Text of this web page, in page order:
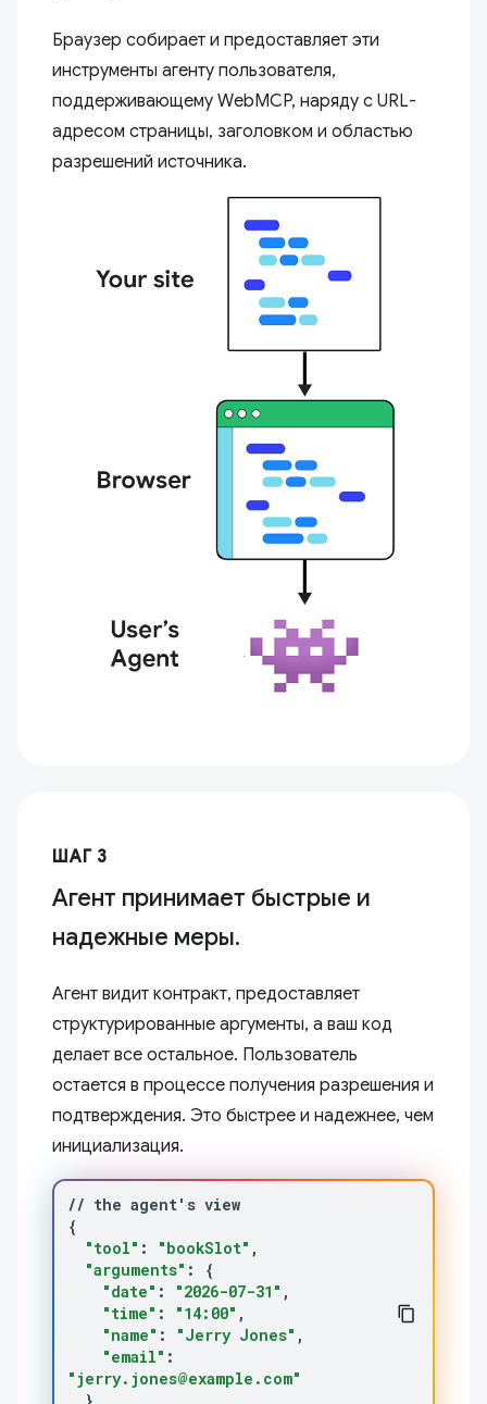
Браузер собирает и предоставляет эти
инструменты агенту пользователя,
поддерживающему WebMCP, наряду с URL-
адресом страницы, заголовком и областью
разрешений источника.
ШАГ 3
Агент принимает быстрые и
надежные меры.
Агент видит контракт, предоставляет
структурированные аргументы, а ваш код
делает все остальное. Пользователь
остается в процессе получения разрешения и
подтверждения. Это быстрее и надежнее, чем
инициализация.
// the agent' s
{
"tool" : "bookSlot"
"arguments" :
{
"date" : "2026-07-31"
"time" : "14:00"
"name" : "Jerry Jones"
"email" :
"jerry.jones@example.com"
}